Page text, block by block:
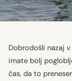
Dobrodošli nazaj
imate bolj
čas, da to